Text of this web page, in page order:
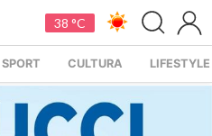
38 °C
SPORT CULTURA LIFESTYLE